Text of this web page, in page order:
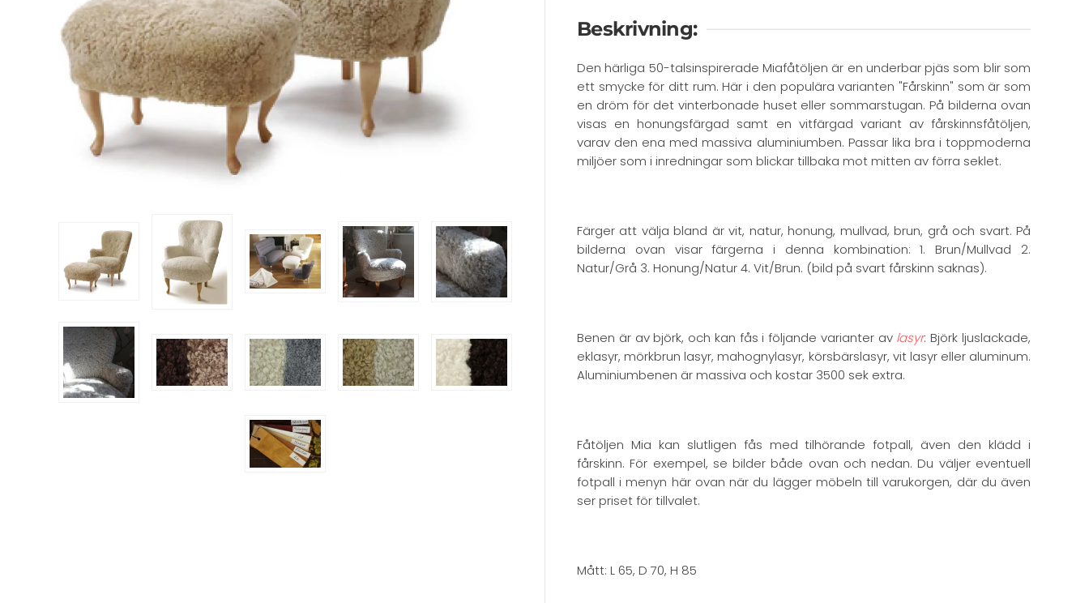
Beskrivning:
Den härliga 50-talsinspirerade Miafåtöljen är en underbar pjäs som blir som
ett smycke för ditt rum. Här i den populära varianten "Fårskinn" som är som
en dröm för det vinterbonade huset eller sommarstugan. På bilderna ovan
visas en honungsfärgad samt en vitfärgad variant av fårskinnsfåtöljen,
varav den ena med massiva aluminiumben. Passar lika bra i toppmoderna
miljöer som i inredningar som blickar tillbaka mot mitten av förra seklet.
Färger att välja bland är vit, natur, honung, mullvad, brun, grå och svart. På
bilderna ovan visar färgerna i denna kombination: 1. Brun/Mullvad 2.
Natur/Grå 3. Honung/Natur 4. Vit/Brun. (bild på svart fårskinn saknas).
Benen är av björk, och kan fås i följande varianter av lasyr: Björk ljuslackade,
eklasyr, mörkbrun lasyr, mahognylasyr, körsbärslasyr, vit lasyr eller aluminum.
Aluminiumbenen är massiva och kostar 3500 sek extra.
Fåtöljen Mia kan slutligen fås med tilhörande fotpall, även den klädd i
fårskinn. För exempel, se bilder både ovan och nedan. Du väljer eventuell
fotpall i menyn här ovan när du lägger möbeln till varukorgen, där du även
ser priset för tillvalet.
Mått: L 65, D 70, H 85